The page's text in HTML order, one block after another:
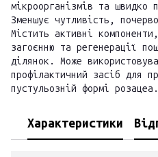
мікроорганізмів та швидко
Зменшує чутливість,
Містить активні
загоєнню та регенерації
ділянок. Може
профілактичний засіб для
пустульозній формі розацеа.
Характеристики